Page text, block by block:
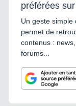
préférées
Un geste simple
permet de
contenus :
forums...